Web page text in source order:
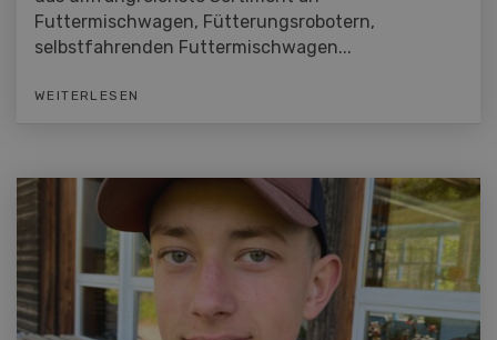
Futtermischwagen, Fütterungsrobotern,
selbstfahrenden Futtermischwagen...
WEITERLESEN